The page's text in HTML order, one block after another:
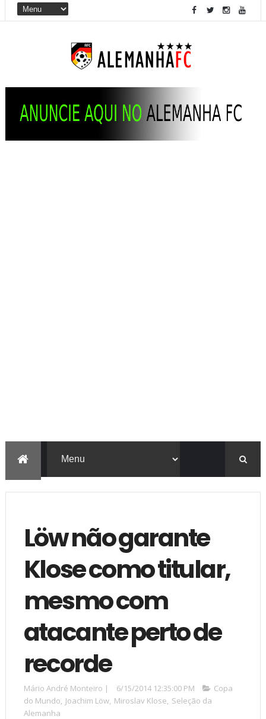
Löw não garante
Klose como titular,
mesmo com
atacante perto de
recorde
Mário André Monteiro | 6/15/2014 12:35:00 PM
Copa
do Mundo, Joachim Löw, Miroslav Klose, Seleção da
Alemanha